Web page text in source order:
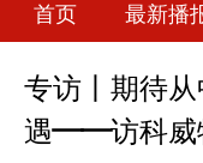
首页 最新播
专访丨期待
遇——访科威